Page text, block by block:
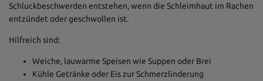
Schluckbeschwerden entstehen, wenn die Schleimhaut im Rachen
entzündet oder geschwollen ist.
Hilfreich sind:
Weiche, lauwarme Speisen wie Suppen oder Brei
Kühle Getränke oder Eis zur Schmerzlinderung